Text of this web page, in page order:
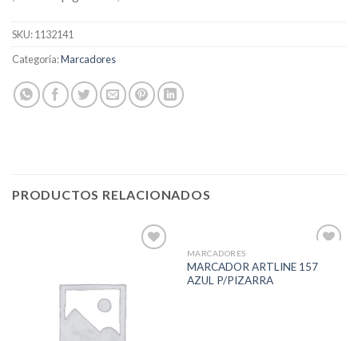
SKU:1132141
Categoría:Marcadores
PRODUCTOS RELACIONADOS
MARCADORES
MARCADOR ARTLINE 157
AZUL P/PIZARRA